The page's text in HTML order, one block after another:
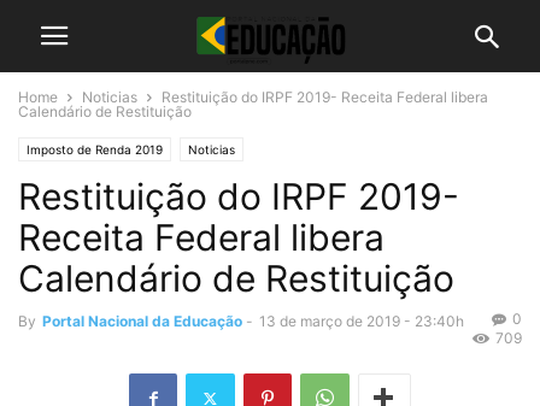
Home Noticias
Restituição do IRPF 2019- Receita Federal libera
Calendário de Restituição
Imposto de Renda 2019 Noticias
Restituição do IRPF 2019-
Receita Federal libera
Calendário de Restituição
By Portal Nacional da Educação - 13 de março de 2019 - 23:40h
0
709